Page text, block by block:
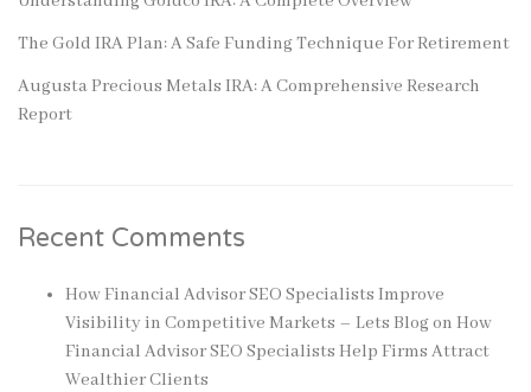
The Gold IRA Plan: A Safe Funding Technique For Retirement
Augusta Precious Metals IRA: A Comprehensive Research
Report
Recent Comments
How Financial Advisor SEO Specialists Improve
Visibility in Competitive Markets – Lets Blogon How
Financial Advisor SEO Specialists Help Firms Attract
Wealthier Clients